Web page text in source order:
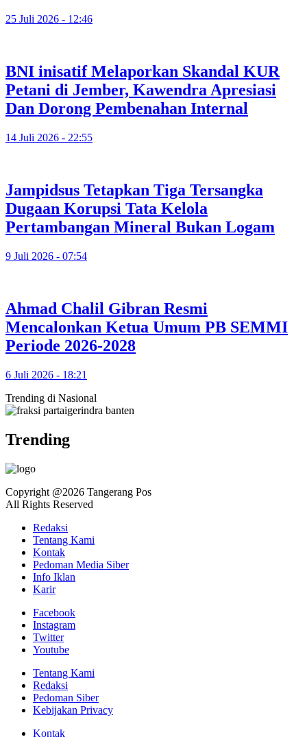
25 Juli 2026 - 12:46
BNI inisatif Melaporkan Skandal KUR
Petani di Jember, Kawendra Apresiasi
Dan Dorong Pembenahan Internal
14 Juli 2026 - 22:55
Jampidsus Tetapkan Tiga Tersangka
Dugaan Korupsi Tata Kelola
Pertambangan Mineral Bukan Logam
9 Juli 2026 - 07:54
Ahmad Chalil Gibran Resmi
Mencalonkan Ketua Umum PB SEMMI
Periode 2026-2028
6 Juli 2026 - 18:21
Trending di Nasional
Trending
Copyright @2026 Tangerang Pos
All Rights Reserved
Redaksi
Tentang Kami
Kontak
Pedoman Media Siber
Info Iklan
Karir
Facebook
Instagram
Twitter
Youtube
Tentang Kami
Redaksi
Pedoman Siber
Kebijakan Privacy
Kontak